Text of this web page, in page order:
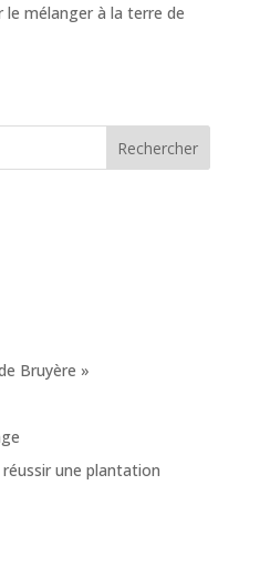
mélanger à la terre de
Bruyère »
une plantation